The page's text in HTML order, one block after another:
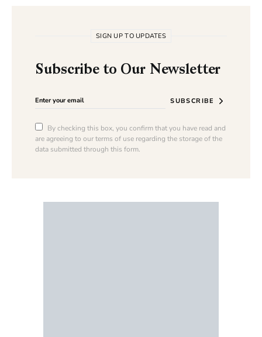
SIGN UP TO UPDATES
Subscribe to Our Newsletter
SUBSCRIBE
By checking this box, you confirm that you have read and
are agreeing to our terms of use regarding the storage of the
data submitted through this form.